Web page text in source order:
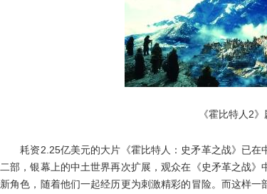
《霍比特人2》
耗资2.25亿美元的大片《霍比特人：史矛革之战》已在
二部，银幕上的中土世界再次扩展，观众在《史矛革之战
新角色，随着他们一起经历更为刺激精彩的冒险。而这样